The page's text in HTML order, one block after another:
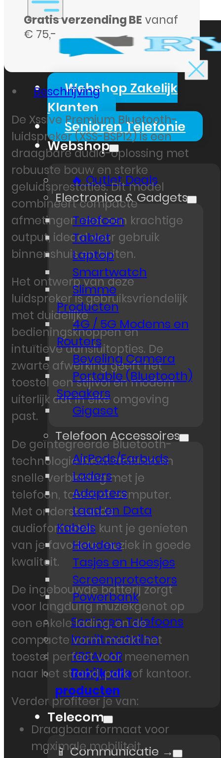
Webshop Zakelijk
Klanten
Senioren Telefonie
Webshop
🔥 Outlet Deals
Electronica & Gadgets
Telefoon
Tablet
Laptop
Smartwatch
Slimme
Producten
4G / 5G Modems en
Routers
Beveling Camera
Portable (Bluetooth)
Speakers
Gigaset
Telefoon Accessoires
AirPods/Earbuds
Laders
Adapters
Laad en Data
Kabels
Houders
Tasjes en Hoesjes
Screenprotectors
Powerbank
Senioren Telefoons
Inruiltoestellen
XREAL AR
Bekijk alle
producten
Telecom
📱 Communicatie →
Gratis verzending BE vanaf
€ 75,-
Beschrijving
De Xssive Premium Bluetooth-
luidspreker (XSS-BSP12) is een
draagbare audio-oplossing met
robuuste bouw en sterke
geluidsprestaties. Dit model
combineert compacte
afmetingen met een krachtige
output, ideaal voor gebruik
binnenshuis en buiten.
Het ontwerp van deze
luidspreker is gebruiksvriendelijk
met duidelijke
bedieningsknoppen en
intuïtieve aansluitopties. De
zwarte afwerking geeft het
toestel een stijlvol en modern
uiterlijk dat in elke omgeving
past.
De geïntegreerde Bluetooth-
technologie biedt stabiele en
snelle verbinding met je
telefoon, tablet of computer.
Met ondersteunde
audioformaten kunt je genieten
van je favoriete muziek in goede
kwaliteit.
De ingebouwde batterij zorgt
voor langdurig muziekgenot op
een enkele lading, en de
compacte vorm maakt het
toestel perfect voor meenemen
naar het strand, park of kantoor.
Verder profiteer je van:
Draagbaar formaat voor
maximale mobiliteit